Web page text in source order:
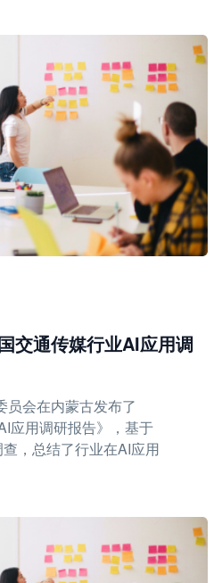
交通传媒行业AI应用调
员会在内蒙古发布了
应用调研报告》，基于
，总结了行业在AI应用